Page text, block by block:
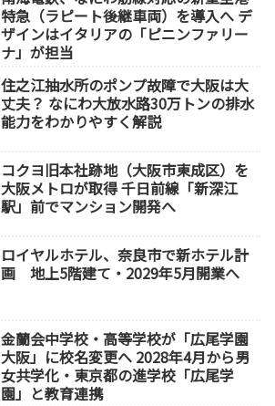
特急（ラピート後継車両）を導入へ デ
ザインはイタリアの「ピニンファリー
ナ」が担当
住之江抽水所のポンプ故障で大阪は大
丈夫？ なにわ大放水路30万トンの排水
能力をわかりやすく解説
コクヨ旧本社跡地（大阪市東成区）を
大阪メトロが取得 千日前線「新深江
駅」前でマンション開発へ
ロイヤルホテル、奈良市で新ホテル計
画 地上5階建て・2029年5月開業へ
金蘭会中学校・高等学校が「広尾学園
大阪」に校名変更へ 2028年4月から男
女共学化・東京都の進学校「広尾学
園」と教育連携